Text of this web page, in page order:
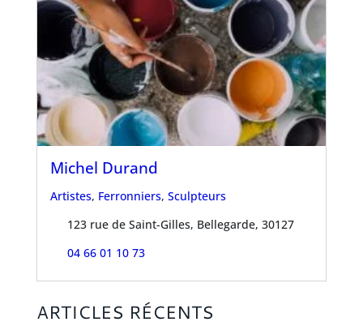
Michel Durand
Artistes, Ferronniers, Sculpteurs
123 rue de Saint-Gilles, Bellegarde, 30127
04 66 01 10 73
ARTICLES RÉCENTS